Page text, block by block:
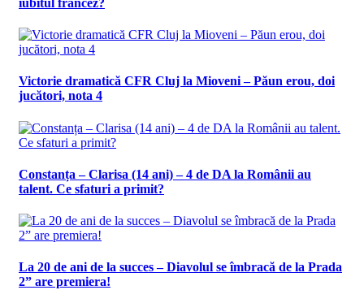
Victorie dramatică CFR Cluj la Mioveni – Păun erou, doi
jucători, nota 4
Constanța – Clarisa (14 ani) – 4 de DA la Românii au
talent. Ce sfaturi a primit?
La 20 de ani de la succes – Diavolul se îmbracă de la Prada
2” are premiera!